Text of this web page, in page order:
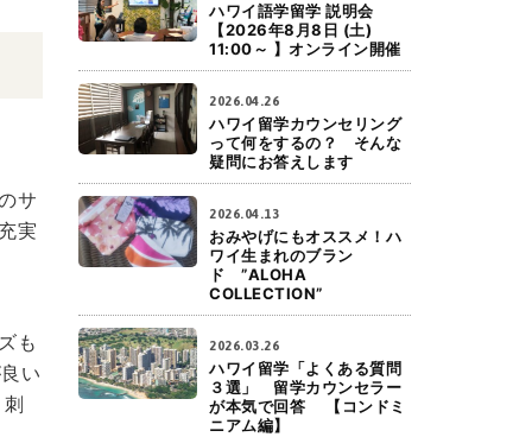
サ
実
も
い
ハワイ語学留学 説明会
【2026年8月8日 (土)
11:00～ 】オンライン開催
2026.04.26
ハワイ留学カウンセリング
って何をするの？ そんな
疑問にお答えします
2026.04.13
おみやげにもオススメ！ハ
ワイ生まれのブラン
ド ”ALOHA
COLLECTION”
2026.03.26
ハワイ留学「よくある質問
３選」 留学カウンセラー
が本気で回答 【コンドミ
ニアム編】